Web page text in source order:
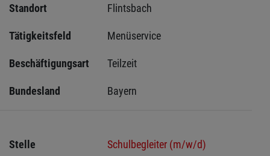
Standort
Flintsbach
Tätigkeitsfeld Menüservice
Beschäftigungsart Teilzeit
Bundesland Bayern
Stelle
Schulbegleiter (m/w/d)